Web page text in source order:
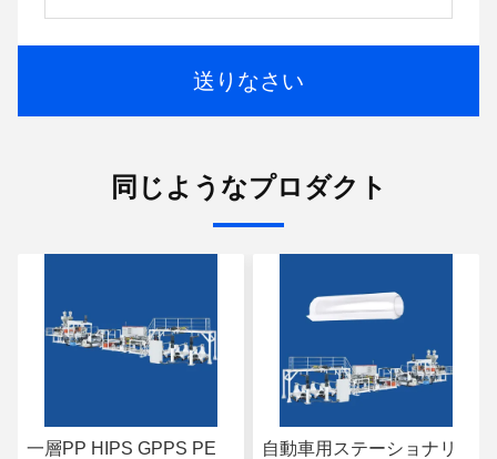
送りなさい
同じようなプロダクト
一層PP HIPS GPPS PE
自動車用ステーショナリ